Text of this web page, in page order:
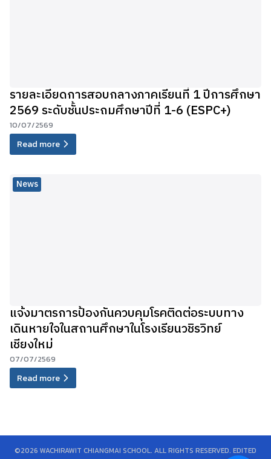
รายละเอียดการสอบกลางภาคเรียนที่ 1 ปีการศึกษา
2569 ระดับชั้นประถมศึกษาปีที่ 1-6 (ESPC+)
10/07/2569
Read more
News
แจ้งมาตรการป้องกันควบคุมโรคติดต่อระบบทาง
เดินหายใจในสถานศึกษาในโรงเรียนวชิรวิทย์
เชียงใหม่
07/07/2569
Read more
©2026 WACHIRAWIT CHIANGMAI SCHOOL. ALL RIGHTS RESERVED. EDITED